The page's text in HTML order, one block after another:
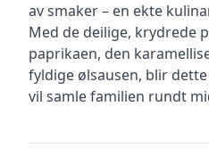
av smaker – en ekte
Med de deilige, krydrede
paprikaen, den
fyldige ølsausen, blir
vil samle familien rundt